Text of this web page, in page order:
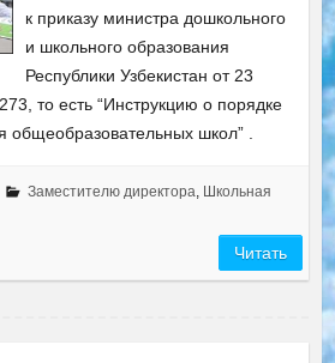
к приказу министра дошкольного
и школьного образования
Республики Узбекистан от 23
то есть “Инструкцию о порядке
школ” .
Заместителю директора Школьная
Читать